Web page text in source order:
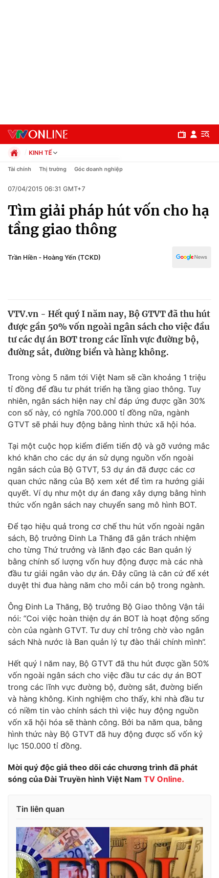
Chuyên mục
Chính trị
Thế giới
Tin tức
Thế giới đó đây
Câu chuyện quốc tế
Tài chính
Thị trường
Góc doanh nghiệp
Dữ liệu và đời sống
Truyền hình
Phim VTV
Hậu trường
Nhân vật
Khán giả
Giải sao mai
Giải trí
Điện ảnh
Âm nhạc
Sao
Đời sống
Du lịch
Chất lượng cuộc sống
Giáo dục
Tuyển sinh
Học trực tuyến
Công nghệ
Hitech Công nghệ tương lai
Sản phẩm
Tư vấn
Giao lưu trực tuyến
Lịch phát sóng
Chuyên mục khác
Emagazine Podcast
Photo Infographic
Video Shorts video
VTV Money VTV Thể thao
VTV9 VTV8
Liên hệ tòa soạn English
KINH TẾ
Chính trị
Pháp luật
Kinh tế
Thể thao
Truyền hình
Y tế
Tài chính Thị trường Góc doanh nghiệp
07/04/2015 06:31 GMT+7
Tìm giải pháp hút vốn cho hạ
tầng giao thông
Trần Hiền - Hoàng Yến (TCKD)
VTV.vn - Hết quý I năm nay, Bộ GTVT đã thu hút
được gần 50% vốn ngoài ngân sách cho việc đầu
tư các dự án BOT trong các lĩnh vực đường bộ,
đường sắt, đường biển và hàng không.
Trong vòng 5 năm tới Việt Nam sẽ cần khoảng 1 triệu
tỉ đồng để đầu tư phát triển hạ tầng giao thông. Tuy
nhiên, ngân sách hiện nay chỉ đáp ứng được gần 30%
con số này, có nghĩa 700.000 tỉ đồng nữa, ngành
GTVT sẽ phải huy động bằng hình thức xã hội hóa.
Tại một cuộc họp kiểm điểm tiến độ và gỡ vướng mắc
khó khăn cho các dự án sử dụng nguồn vốn ngoài
ngân sách của Bộ GTVT, 53 dự án đã được các cơ
quan chức năng của Bộ xem xét để tìm ra hướng giải
quyết. Ví dụ như một dự án đang xây dựng bằng hình
thức vốn ngân sách nay chuyển sang mô hình BOT.
Để tạo hiệu quả trong cơ chế thu hút vốn ngoài ngân
sách, Bộ trưởng Đinh La Thăng đã gắn trách nhiệm
cho từng Thứ trưởng và lãnh đạo các Ban quản lý
bằng chính số lượng vốn huy động được mà các nhà
đầu tư giải ngân vào dự án. Đây cũng là căn cứ để xét
duyệt thi đua hàng năm cho mỗi cán bộ trong ngành.
Ông Đinh La Thăng, Bộ trưởng Bộ Giao thông Vận tải
nói: “Coi việc hoàn thiện dự án BOT là hoạt động sống
còn của ngành GTVT. Tư duy chỉ trông chờ vào ngân
sách Nhà nước là Ban quản lý tự đào thải chính mình”.
Hết quý I năm nay, Bộ GTVT đã thu hút được gần 50%
vốn ngoài ngân sách cho việc đầu tư các dự án BOT
trong các lĩnh vực đường bộ, đường sắt, đường biển
và hàng không. Kinh nghiệm cho thấy, khi nhà đầu tư
có niềm tin vào chính sách thì việc huy động nguồn
vốn xã hội hóa sẽ thành công. Bởi ba năm qua, bằng
hình thức này Bộ GTVT đã huy động được số vốn kỷ
lục 150.000 tỉ đồng.
Mời quý độc giả theo dõi các chương trình đã phát
sóng của Đài Truyền hình Việt Nam TV Online.
Tin liên quan